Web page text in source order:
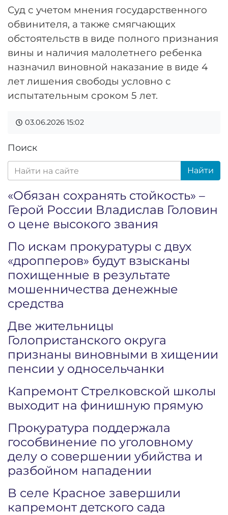
Суд с учетом мнения государственного
обвинителя, а также смягчающих
обстоятельств в виде полного признания
вины и наличия малолетнего ребенка
назначил виновной наказание в виде 4
лет лишения свободы условно с
испытательным сроком 5 лет.
03.06.2026 15:02
Поиск
Найти
«Обязан сохранять стойкость» –
Герой России Владислав Головин
о цене высокого звания
По искам прокуратуры с двух
«дропперов» будут взысканы
похищенные в результате
мошенничества денежные
средства
Две жительницы
Голопристанского округа
признаны виновными в хищении
пенсии у односельчанки
Капремонт Стрелковской школы
выходит на финишную прямую
Прокуратура поддержала
гособвинение по уголовному
делу о совершении убийства и
разбойном нападении
В селе Красное завершили
капремонт детского сада